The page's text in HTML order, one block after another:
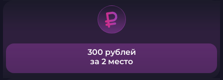
300 рублей
за 2 место